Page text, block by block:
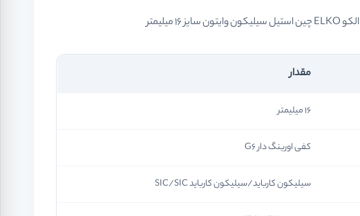
مقدار
16 میلیمتر
کفی اورینگ دار G6
سیلیکون کارباید/سیلیکون کارباید SIC/SIC